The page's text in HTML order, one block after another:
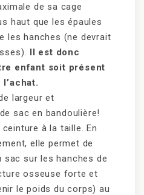
de sa cage
haut que les épaules
les hanches (ne devrait
Il est donc
enfant soit présent
largeur et
sac en bandoulière!
à la taille. En
elle permet de
sac sur les hanches de
osseuse forte et
le poids du corps) au